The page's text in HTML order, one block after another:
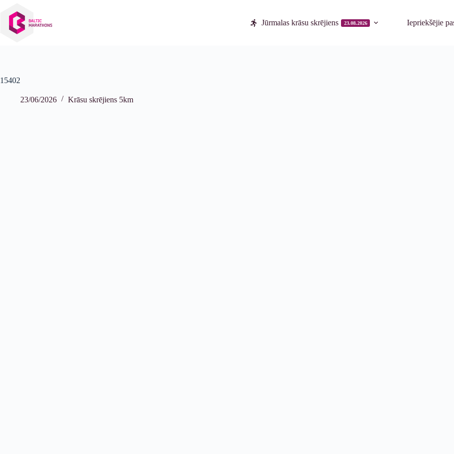
saturu
Jūrmalas krāsu skrējiens 23.08.2026 Iepriekšējie
15402
23/06/2026 Krāsu skrējiens 5km